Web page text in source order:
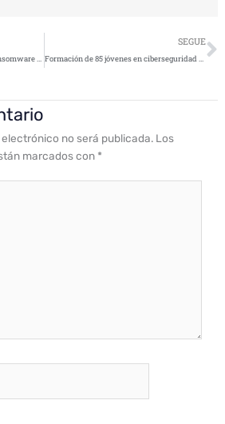
Nerviosismo por un ataque de ransomware a una importante naviera
SEGUE
Formación de 85 jóvenes en ciberseguridad gracias a Lenovo
no será publicada. Los
marcados con *